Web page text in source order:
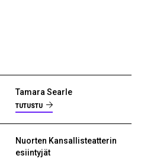
Tamara Searle
TUTUSTU
Nuorten Kansallisteatterin
esiintyjät